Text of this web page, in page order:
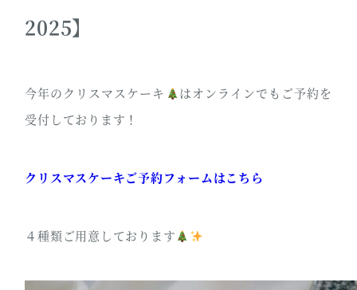
2025】
今年のクリスマスケーキ
はオンラインでもご予約を
受付しております！
クリスマスケーキご予約フォームはこちら
４種類ご用意しております